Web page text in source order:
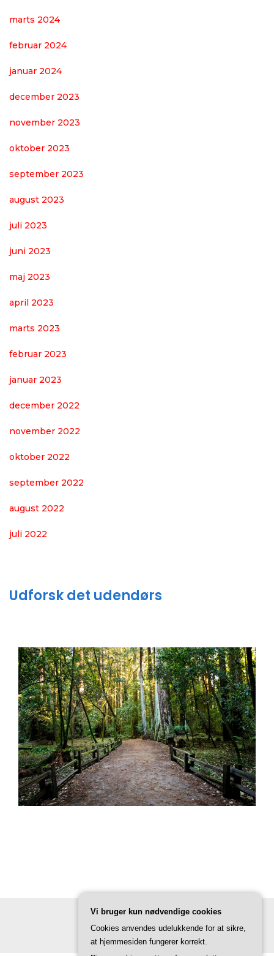
marts 2024
februar 2024
januar 2024
december 2023
november 2023
oktober 2023
september 2023
august 2023
juli 2023
juni 2023
maj 2023
april 2023
marts 2023
februar 2023
januar 2023
december 2022
november 2022
oktober 2022
september 2022
august 2022
juli 2022
Udforsk det udendørs
Vi bruger kun nødvendige cookies
Cookies anvendes udelukkende for at sikre,
at hjemmesiden fungerer korrekt.